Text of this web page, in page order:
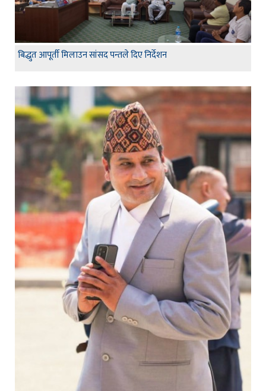
बिद्धुत आपूर्ती मिलाउन सांसद पन्तले दिए निर्देशन